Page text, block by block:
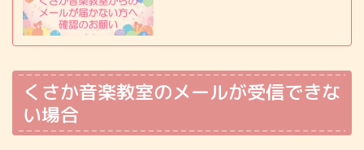
くさか音楽教室のメールが受信できな
い場合